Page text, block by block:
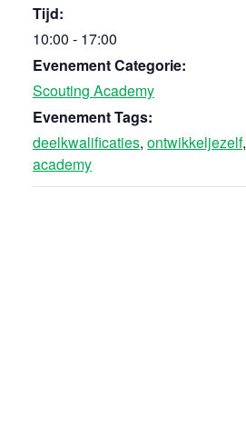
Tijd:
10:00 - 17:00
Evenement Categorie:
Scouting Academy
Evenement Tags:
deelkwalificaties, ontwikkeljezelf,
academy